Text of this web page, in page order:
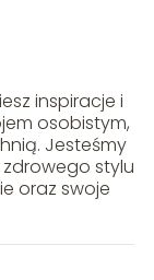
inspiracje i
osobistym,
Jesteśmy
stylu
oraz swoje